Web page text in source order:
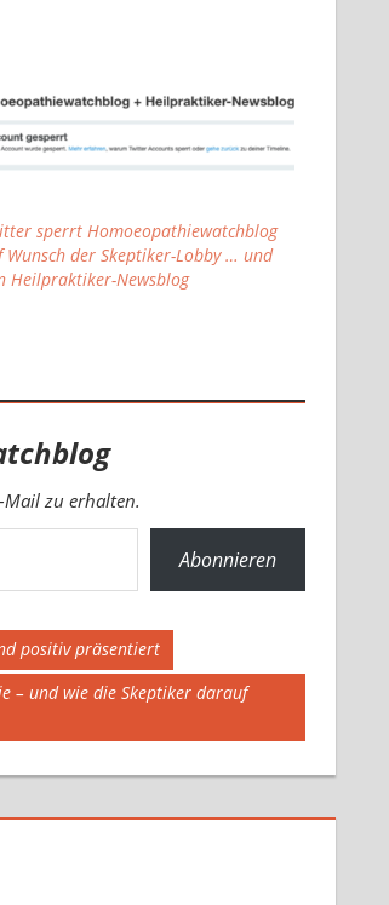
sperrt Homoeopathiewatchblog
Wunsch der Skeptiker-Lobby … und
Heilpraktiker-Newsblog
zu erhalten.
Abonnieren
positiv präsentiert
– und wie die Skeptiker darauf